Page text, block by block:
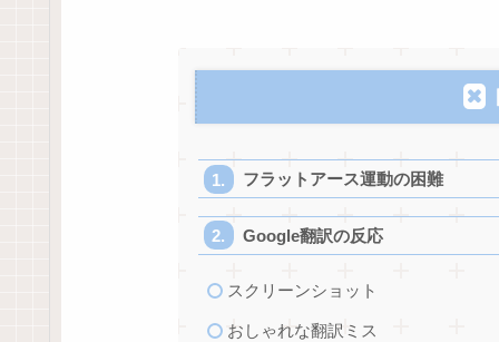
フラットアース運動の困難
Google翻訳の反応
スクリーンショット
おしゃれな翻訳ミス